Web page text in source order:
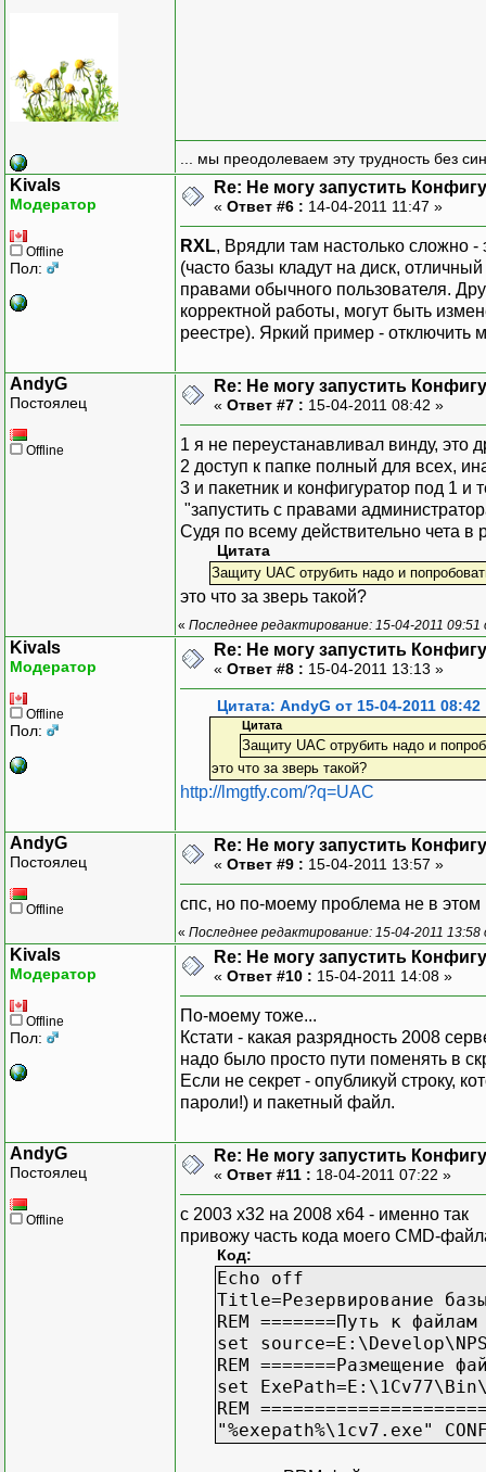
... мы преодолеваем эту трудность без
Kivals
Модератор
Offline
Пол:
Re: Не могу запустить
« Ответ #6 : 14-04-2011 11:47 »
RXL, Врядли там настолько сложно
(часто базы кладут на диск,
правами обычного пользователя.
корректной работы, могут быть
реестре). Яркий пример - отключить
AndyG
Постоялец
Offline
Re: Не могу запустить
« Ответ #7 : 15-04-2011 08:42 »
1 я не переустанавливал винду, это
2 доступ к папке полный для всех,
3 и пакетник и конфигуратор под 1
"запустить с правами
Судя по всему действительно чета в
Цитата
Защиту UAC отрубить надо и
это что за зверь такой?
« Последнее редактирование: 15-04-2011 09:51
Kivals
Модератор
Offline
Пол:
Re: Не могу запустить
« Ответ #8 : 15-04-2011 13:13 »
Цитата: AndyG от 15-04-2011 08:42
Цитата
Защиту UAC отрубить надо и
это что за зверь такой?
http://lmgtfy.com/?q=UAC
AndyG
Постоялец
Offline
Re: Не могу запустить
« Ответ #9 : 15-04-2011 13:57 »
спс, но по-моему проблема не в этом
« Последнее редактирование: 15-04-2011 13:58
Kivals
Модератор
Offline
Пол:
Re: Не могу запустить
« Ответ #10 : 15-04-2011 14:08 »
По-моему тоже...
Кстати - какая разрядность 2008
надо было просто пути поменять в
Если не секрет - опубликуй строку,
пароли!) и пакетный файл.
AndyG
Постоялец
Offline
Re: Не могу запустить
« Ответ #11 : 18-04-2011 07:22 »
с 2003 х32 на 2008 х64 - именно так
привожу часть кода моего CMD-
Код:
Echo off
Title=Резервирование
REM =======Путь к
set
REM =======Размещение
set
REM
"%exepath%\1cv7.exe"